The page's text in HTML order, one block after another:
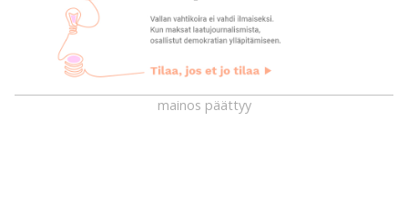
mainos päättyy